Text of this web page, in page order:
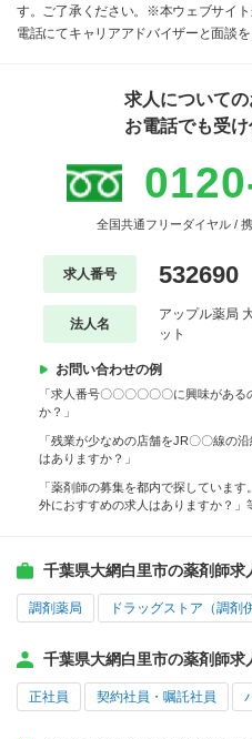
す。ご了承ください。※本ウェブサイ
電話にてキャリアアドバイザーと面談
求人について
お電話でも受
全国共通フリーダイヤル /
求人番号 532690
法人名
アップル薬局
ット
お問い合わせの例
「求人番号〇〇〇〇〇〇に興味があ
か？」
「残業が少なめの店舗をJR〇〇線の
はありますか？」
「薬剤師の募集を都内で探していま
外におすすめの求人はありますか？」
千葉県大網白里市の薬剤師求
調剤薬局 ドラッグストア（調剤
千葉県大網白里市の薬剤師求
正社員 契約社員・嘱託社員